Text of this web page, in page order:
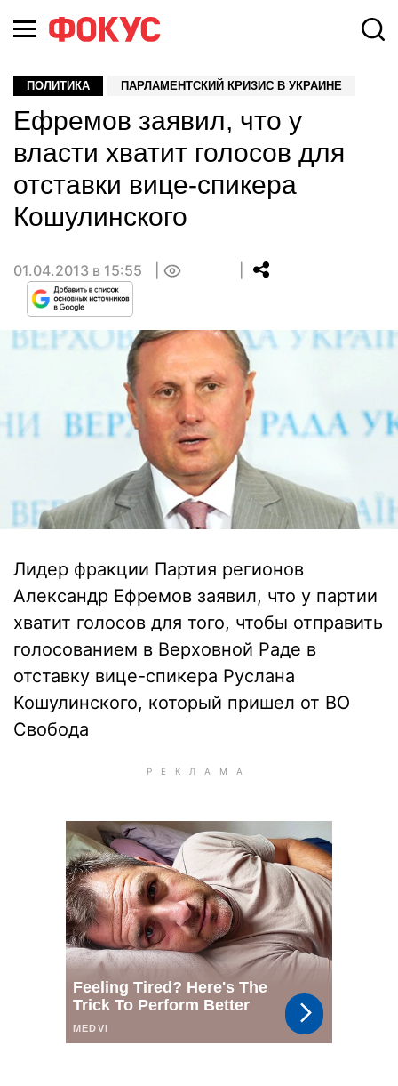
ПОЛИТИКА ПАРЛАМЕНТСКИЙ КРИЗИС В УКРАИНЕ
Ефремов заявил, что у
власти хватит голосов для
отставки вице-спикера
Кошулинского
01.04.2013 в 15:55
Лидер фракции Партия регионов
Александр Ефремов заявил, что у партии
хватит голосов для того, чтобы отправить
голосованием в Верховной Раде в
отставку вице-спикера Руслана
Кошулинского, который пришел от ВО
Свобода